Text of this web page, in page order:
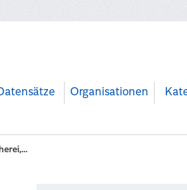
Organisationen